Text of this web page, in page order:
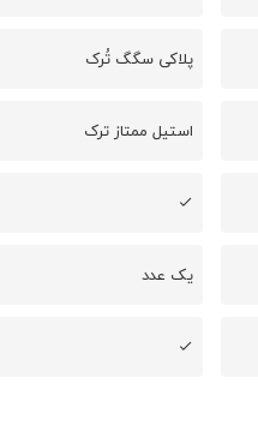
پلاکی سگگ تُرک
استیل ممتاز ترک
یک عدد